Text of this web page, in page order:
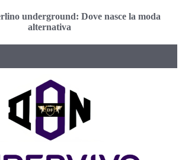
underground: Dove nasce la moda
alternativa